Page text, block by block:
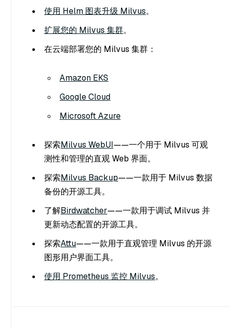
使用 Helm 图表升级 Milvus。
扩展您的 Milvus 集群。
在云端部署您的 Milvus 集群：
Amazon EKS
Google Cloud
Microsoft Azure
探索Milvus WebUI——一个用于 Milvus 可观
测性和管理的直观 Web 界面。
探索Milvus Backup——一款用于 Milvus 数据
备份的开源工具。
了解Birdwatcher——一款用于调试 Milvus 并
更新动态配置的开源工具。
探索Attu——一款用于直观管理 Milvus 的开源
图形用户界面工具。
使用 Prometheus 监控 Milvus。